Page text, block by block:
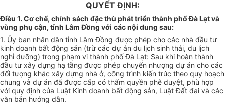
QUYẾT ĐỊNH:
Điều 1. Cơ chế, chính sách đặc thù phát triển thành phố Đà Lạt và
vùng phụ cận, tỉnh Lâm Đồng với các nội dung sau:
1. Ủy ban nhân dân tỉnh Lâm Đồng được phép cho các nhà đầu tư
kinh doanh bất động sản (trừ các dự án du lịch sinh thái, du lịch
nghỉ dưỡng) trong phạm vi thành phố Đà Lạt: Sau khi hoàn thành
đầu tư xây dựng hạ tầng được phép chuyển nhượng dự án cho các
đối tượng khác xây dựng nhà ở, công trình kiến trúc theo quy hoạch
chung và dự án đã được cấp có thẩm quyền phê duyệt, phù hợp
với quy định của Luật Kinh doanh bất động sản, Luật Đất đai và các
văn bản hướng dẫn.